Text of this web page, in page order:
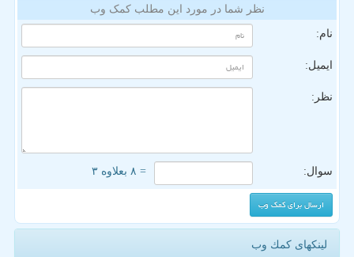
نظر شما در مورد این مطلب کمک وب
نام:
ایمیل:
نظر:
سوال: = ۸ بعلاوه ۳
لینکهای كمك وب